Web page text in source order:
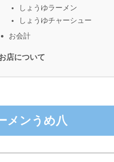
しょうゆラーメン
しょうゆチャーシュー
お会計
店について
メンうめ八